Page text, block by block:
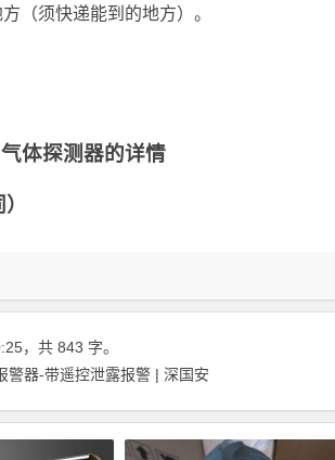
（须快递能到的地方）。
体探测器的详情
，共 843 字。
警器-带遥控泄露报警 | 深国安